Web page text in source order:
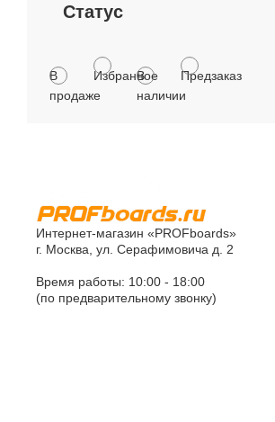
Статус
В
продаже
Избранное
В
наличии
Предзаказ
Интернет-магазин «PROFboards»
г. Москва, ул. Серафимовича д. 2
Время работы: 10:00 - 18:00
(по предварительному звонку)